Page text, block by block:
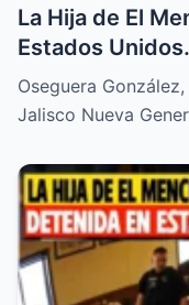
La Hija de El
Estados
su Cafetería
Imaginaba
Oseguera
Jalisco Nueva